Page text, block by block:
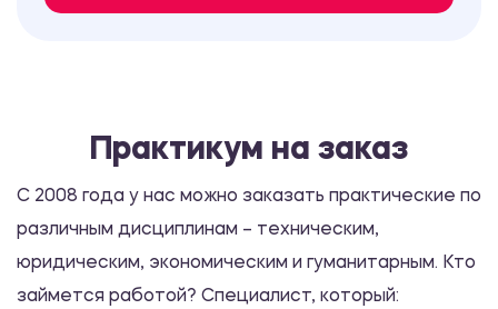
1200.00 ₽
1200.00 ₽
Практикум
Практикум Общепсихологический
практикум. Часть 3
Практикум на заказ
С 2008 года у нас можно заказать практические по
различным дисциплинам – техническим,
юридическим, экономическим и гуманитарным. Кто
займется работой? Специалист, который: